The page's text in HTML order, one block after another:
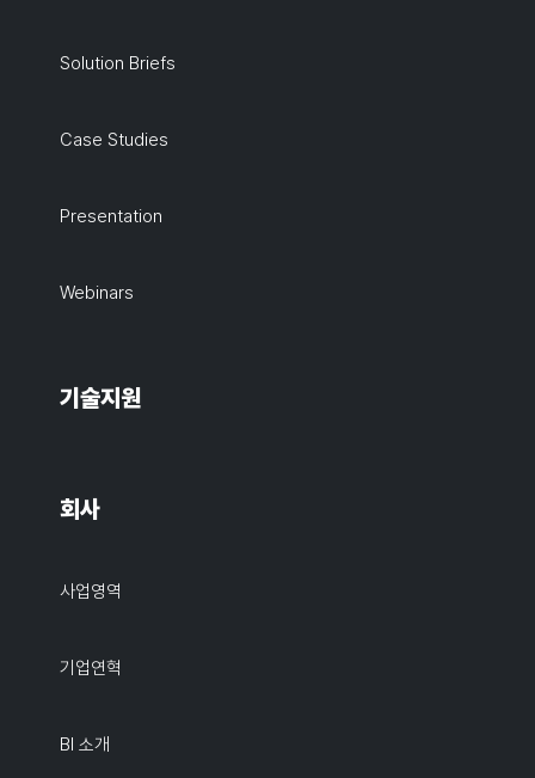
Solution Briefs
Case Studies
Presentation
Webinars
기술지원
회사
사업영역
기업연혁
BI 소개